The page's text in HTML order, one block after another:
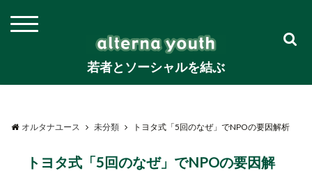
若者とソーシャルを結ぶ
オルタナユース 未分類 トヨタ式「5回のなぜ」でNPOの要因解析
トヨタ式「5回のなぜ」でNPOの要因解